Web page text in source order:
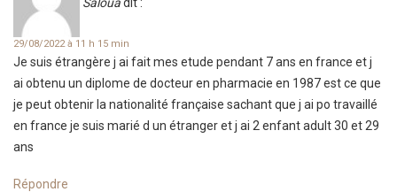
Salouadit :
29/08/2022 à 11 h 15 min
Je suis étrangère j ai fait mes etude pendant 7 ans en france et j
ai obtenu un diplome de docteur en pharmacie en 1987 est ce que
je peut obtenir la nationalité française sachant que j ai po travaillé
en france je suis marié d un étranger et j ai 2 enfant adult 30 et 29
ans
Répondre